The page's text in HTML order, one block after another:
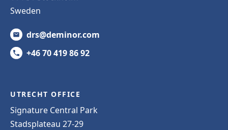
Sweden
drs@deminor.com
+46 70 419 86 92
UTRECHT OFFICE
Signature Central Park
Stadsplateau 27-29